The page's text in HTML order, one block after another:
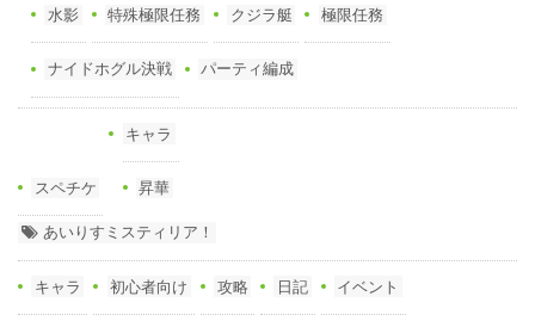
水影 特殊極限任務 クジラ艇 極限任務
ナイドホグル決戦 パーティ編成
スペチケ
キャラ
昇華
あいりすミスティリア！
キャラ 初心者向け 攻略 日記 イベント